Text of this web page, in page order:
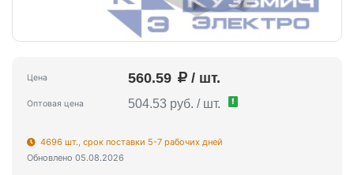
Цена 560.59 / шт.
Оптовая цена 504.53 руб. / шт. !
4696 шт., срок поставки 5-7 рабочих дней
Обновлено 05.08.2026